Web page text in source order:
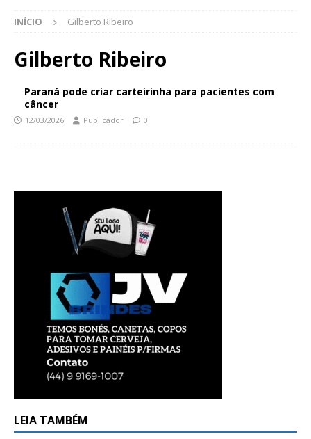
INÍCIO Gilberto Ribeiro
Gilberto Ribeiro
Paraná pode criar carteirinha para pacientes com
câncer
12/03/2026 Publicador 0
LEIA TAMBÉM